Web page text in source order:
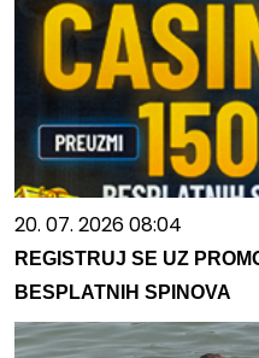
20. 07. 2026 08:04
REGISTRUJ SE UZ
BESPLATNIH SPINOVA